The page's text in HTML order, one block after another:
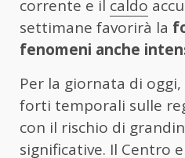
corrente e il caldo
settimane favorirà la
fenomeni anche
Per la giornata di
forti temporali sulle
con il rischio di
significative. Il Centro